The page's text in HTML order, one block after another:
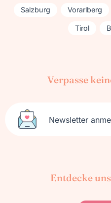
Salzburg Vorarlberg
Tirol
Verpasse
Newsletter
Entdecke